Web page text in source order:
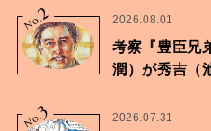
No.2 2026.08.01
考察『豊臣兄
潤）が秀吉（
No.
3 2026.07.31